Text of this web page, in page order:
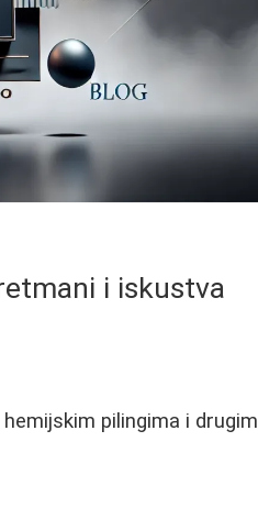
i iskustva
pilingima i drugim